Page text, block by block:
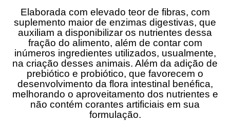
Elaborada com elevado teor de fibras, com
suplemento maior de enzimas digestivas, que
auxiliam a disponibilizar os nutrientes dessa
fração do alimento, além de contar com
inúmeros ingredientes utilizados, usualmente,
na criação desses animais. Além da adição de
prebiótico e probiótico, que favorecem o
desenvolvimento da flora intestinal benéfica,
melhorando o aproveitamento dos nutrientes e
não contém corantes artificiais em sua
formulação.